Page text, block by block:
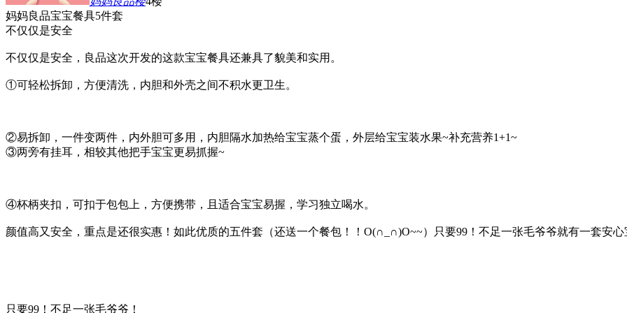
妈妈良品宝宝餐具5件套
不仅仅是安全
不仅仅是安全，良品这次开发的这款宝宝餐具还兼具了貌美和实用。
①可轻松拆卸，方便清洗，内胆和外壳之间不积水更卫生。
②易拆卸，一件变两件，内外胆可多用，内胆隔水加热给宝宝蒸个蛋，外层给宝宝装水果~补充营养1+1~
③两旁有挂耳，相较其他把手宝宝更易抓握~
④杯柄夹扣，可扣于包包上，方便携带，且适合宝宝易握，学习独立喝水。
颜值高又安全，重点是还很实惠！如此优质的五件套（还送一个餐包！！O(∩_∩)O~~）只要99！不足一张毛爷爷就有一套安心
只要99！不足一张毛爷爷！